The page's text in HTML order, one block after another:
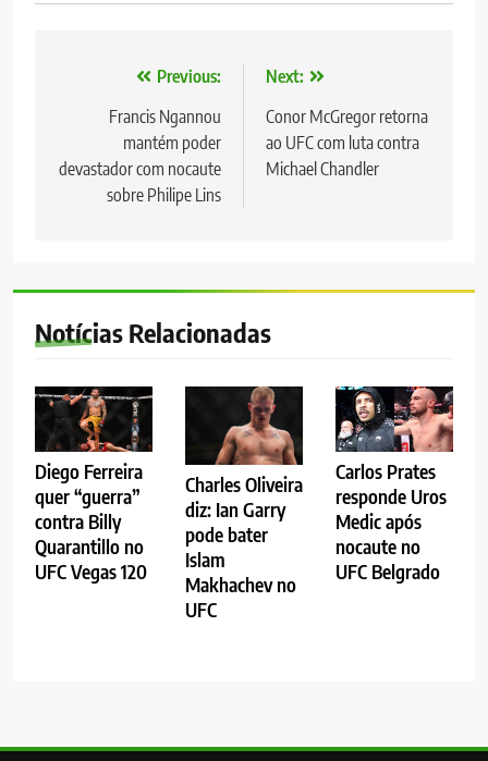
Navegação
Post
Previous:
Francis Ngannou
mantém poder
devastador com nocaute
sobre Philipe Lins
Next:
Conor McGregor retorna
ao UFC com luta contra
Michael Chandler
Notícias Relacionadas
Diego Ferreira
quer “guerra”
contra Billy
Quarantillo no
UFC Vegas 120
Charles Oliveira
diz: Ian Garry
pode bater
Islam
Makhachev no
UFC
Carlos Prates
responde Uros
Medic após
nocaute no
UFC Belgrado